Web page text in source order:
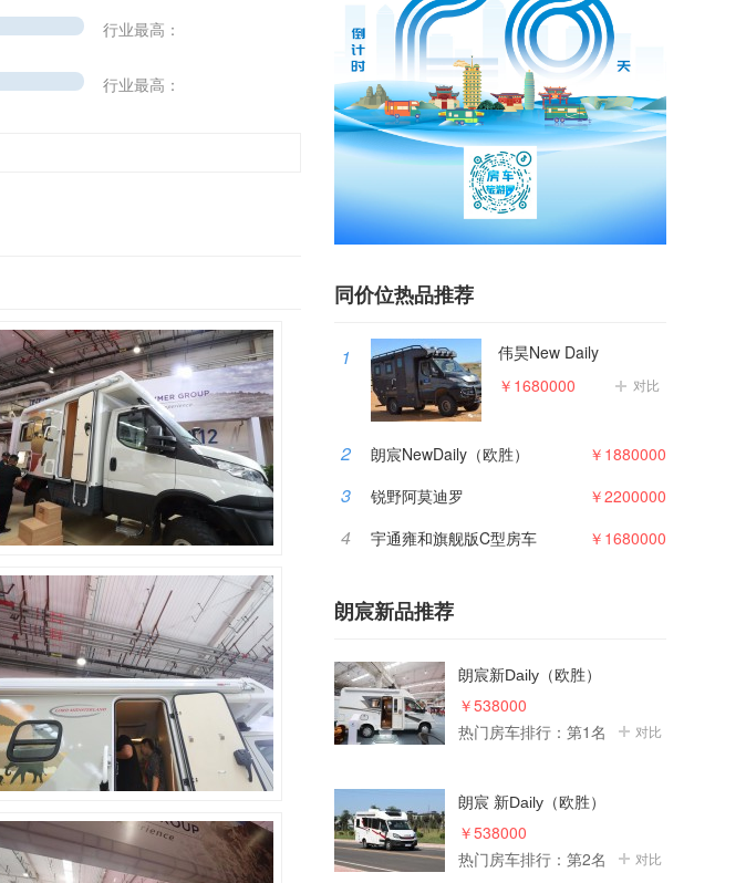
行业最高：
行业最高：
同价位热品推荐
1 伟昊New Daily
对比
￥1680000
2 朗宸NewDaily（欧胜） ￥1880000
3 锐野阿莫迪罗 ￥2200000
4 宇通雍和旗舰版C型房车 ￥1680000
朗宸新品推荐
朗宸新Daily（欧胜）
￥538000
热门房车排行：第1名
对比
朗宸 新Daily（欧胜）
￥538000
热门房车排行：第2名
对比